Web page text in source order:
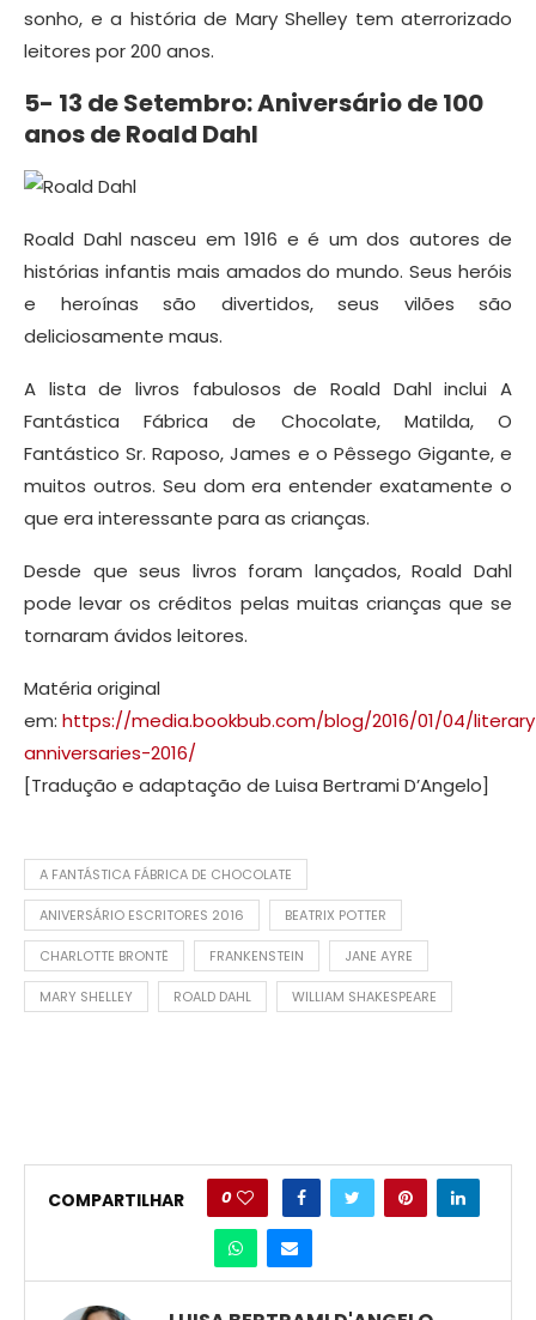
sonho, e a história de Mary Shelley tem aterrorizado
leitores por 200 anos.
5- 13 de Setembro: Aniversário de 100
anos de Roald Dahl
Roald Dahl nasceu em 1916 e é um dos autores de
histórias infantis mais amados do mundo. Seus heróis
e heroínas são divertidos, seus vilões são
deliciosamente maus.
A lista de livros fabulosos de Roald Dahl inclui A
Fantástica Fábrica de Chocolate, Matilda, O
Fantástico Sr. Raposo, James e o Pêssego Gigante, e
muitos outros. Seu dom era entender exatamente o
que era interessante para as crianças.
Desde que seus livros foram lançados, Roald Dahl
pode levar os créditos pelas muitas crianças que se
tornaram ávidos leitores.
Matéria original
em: https://media.bookbub.com/blog/2016/01/04/
anniversaries-2016/
[Tradução e adaptação de Luisa Bertrami D’Angelo]
A FANTÁSTICA FÁBRICA DE CHOCOLATE
ANIVERSÁRIO ESCRITORES 2016 BEATRIX POTTER
CHARLOTTE BRONTË FRANKENSTEIN JANE AYRE
MARY SHELLEY ROALD DAHL WILLIAM SHAKESPEARE
COMPARTILHAR 0